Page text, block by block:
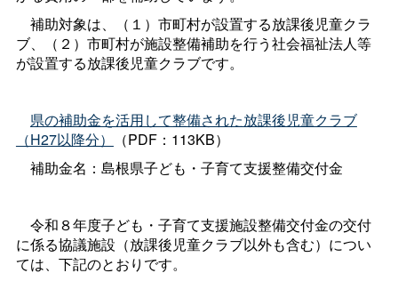
補助対象は、（１）市町村が設置する放課後児童クラ
ブ、（２）市町村が施設整備補助を行う社会福祉法人等
が設置する放課後児童クラブです。
県の補助金を活用して整備された放課後児童クラブ
（H27以降分）
（PDF：113KB）
補助金名：島根県子ども・子育て支援整備交付金
令和８年度子ども・子育て支援施設整備交付金の交付
に係る協議施設（放課後児童クラブ以外も含む）につい
ては、下記のとおりです。